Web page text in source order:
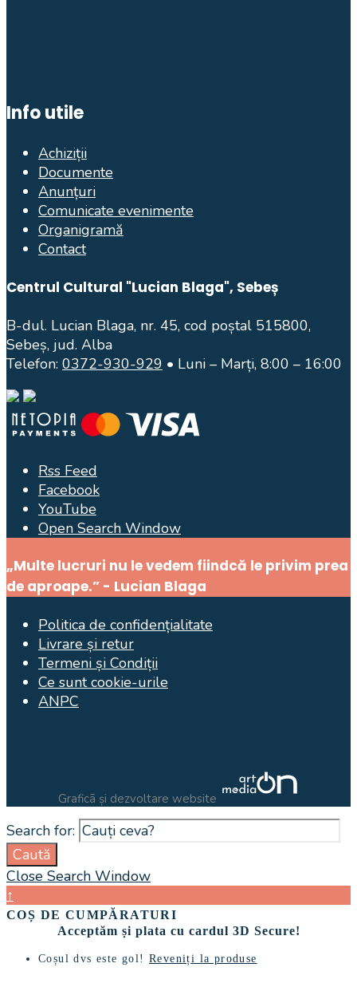
Info utile
Achiziții
Documente
Anunțuri
Comunicate evenimente
Organigramă
Contact
Centrul Cultural "Lucian Blaga", Sebeș
B-dul. Lucian Blaga, nr. 45, cod poștal 515800,
Sebeș, jud. Alba
Telefon: 0372-930-929 • Luni – Marți, 8:00 – 16:00
Rss Feed
Facebook
YouTube
Open Search Window
„Multe lucruri nu le vedem fiindcă le privim prea
de aproape.” - Lucian Blaga
Politica de confidențialitate
Livrare și retur
Termeni și Condiții
Ce sunt cookie-urile
ANPC
Graficã și dezvoltare website
Search for:
Caută
Close Search Window
↑
COȘ DE CUMPĂRATURI
Acceptăm și plata cu cardul 3D Secure!
Coșul dvs este gol!Reveniți la produse